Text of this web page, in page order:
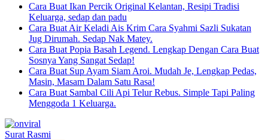
Cara Buat Ikan Percik Original Kelantan, Resipi Tradisi
Keluarga, sedap dan padu
Cara Buat Air Keladi Ais Krim Cara Syahmi Sazli Sukatan
Jug Dirumah. Sedap Nak Matey.
Cara Buat Popia Basah Legend. Lengkap Dengan Cara Buat
Sosnya Yang Sangat Sedap!
Cara Buat Sup Ayam Siam Aroi. Mudah Je, Lengkap Pedas,
Masin, Masam Dalam Satu Rasa!
Cara Buat Sambal Cili Api Telur Rebus. Simple Tapi Paling
Menggoda 1 Keluarga.
Surat Rasmi